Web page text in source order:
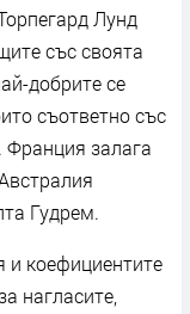
Лунд
със своята
добрите се
съответно със
Франция залага
Гудрем.
и коефициентите
нагласите,